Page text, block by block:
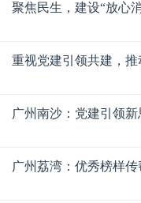
聚焦民生，建设“放心
重视党建引领共建，
广州南沙：党建引领
广州荔湾：优秀榜样